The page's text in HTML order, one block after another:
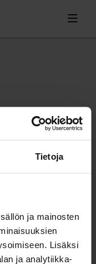
Tietoja
ja mainosten
Lisäksi
ja analytiikka-
rakentamiseen.